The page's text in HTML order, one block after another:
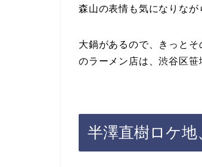
森山の表情も気になりなが
大鍋があるので、きっと
のラーメン店は、渋谷区笹
半澤直樹ロケ